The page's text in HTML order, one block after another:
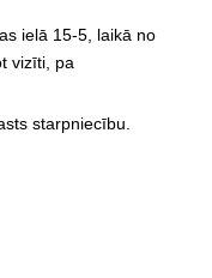
ielā 15-5, laikā no
vizīti, pa
starpniecību.